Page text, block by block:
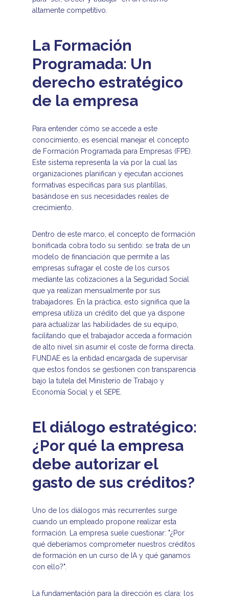
altamente competitivo.
La Formación
Programada: Un
derecho estratégico
de la empresa
Para entender cómo se accede a este
conocimiento, es esencial manejar el concepto
de Formación Programada para Empresas (FPE).
Este sistema representa la vía por la cual las
organizaciones planifican y ejecutan acciones
formativas específicas para sus plantillas,
basándose en sus necesidades reales de
crecimiento.
Dentro de este marco, el concepto de formación
bonificada cobra todo su sentido: se trata de un
modelo de financiación que permite a las
empresas sufragar el coste de los cursos
mediante las cotizaciones a la Seguridad Social
que ya realizan mensualmente por sus
trabajadores. En la práctica, esto significa que la
empresa utiliza un crédito del que ya dispone
para actualizar las habilidades de su equipo,
facilitando que el trabajador acceda a formación
de alto nivel sin asumir el coste de forma directa.
FUNDAE es la entidad encargada de supervisar
que estos fondos se gestionen con transparencia
bajo la tutela del Ministerio de Trabajo y
Economía Social y el SEPE.
El diálogo estratégico:
¿Por qué la empresa
debe autorizar el
gasto de sus créditos?
Uno de los diálogos más recurrentes surge
cuando un empleado propone realizar esta
formación. La empresa suele cuestionar: "¿Por
qué deberíamos comprometer nuestros créditos
de formación en un curso de IA y qué ganamos
con ello?".
La fundamentación para la dirección es clara: los